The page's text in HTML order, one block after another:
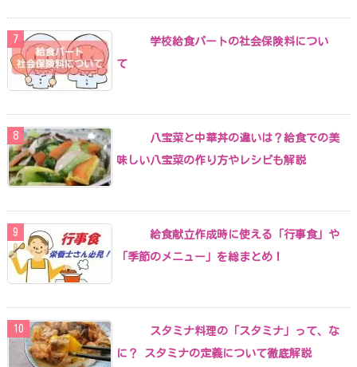
学校給食パートの社会保険料につい
て
八宝菜と中華丼の違いは？給食での美
味しい八宝菜の作り方やレシピも解説
給食献立作成時に使える「行事食」や
「季節のメニュー」を総まとめ！
スタミナ料理の「スタミナ」って、な
に？ スタミナの定義について徹底解説